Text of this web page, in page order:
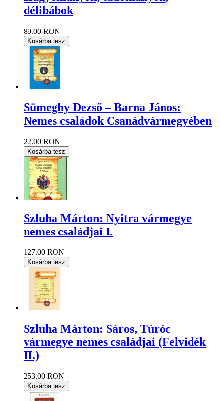
délibábok
89.00 RON
Kosárba tesz
Sümeghy Dezső – Barna János:
Nemes családok Csanádvármegyében
22.00 RON
Kosárba tesz
Szluha Márton: Nyitra vármegye
nemes családjai I.
127.00 RON
Kosárba tesz
Szluha Márton: Sáros, Túróc
vármegye nemes családjai (Felvidék
II.)
253.00 RON
Kosárba tesz